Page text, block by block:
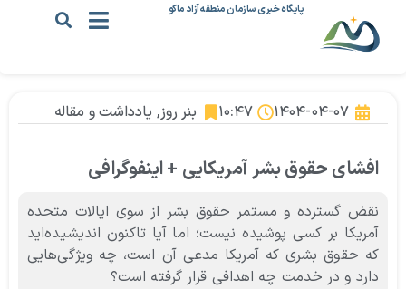
پایگاه خبری سازمان منطقه آزاد ماکو
۱۴۰۴-۰۴-۰۷ ۱۰:۴۷ بنر روز, یادداشت و مقاله
افشای حقوق بشر آمریکایی + اینفوگرافی
نقض گسترده و مستمر حقوق بشر از سوی ایالات متحده
آمریکا بر کسی پوشیده نیست؛ اما آیا تاکنون اندیشیده‌اید
که حقوق بشری که آمریکا مدعی آن است، چه ویژگی‌هایی
دارد و در خدمت چه اهدافی قرار گرفته است؟